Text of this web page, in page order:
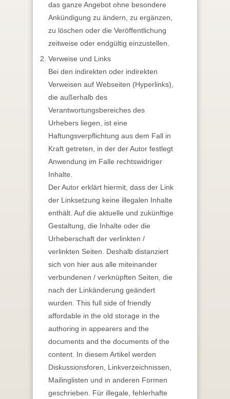
das ganze Angebot ohne besondere
Ankündigung zu ändern, zu ergänzen,
zu löschen oder die Veröffentlichung
zeitweise oder endgültig einzustellen.
Verweise und Links
Bei den indirekten oder indirekten
Verweisen auf Webseiten (Hyperlinks),
die außerhalb des
Verantwortungsbereiches des
Urhebers liegen, ist eine
Haftungsverpflichtung aus dem Fall in
Kraft getreten, in der der Autor festlegt
Anwendung im Falle rechtswidriger
Inhalte.
Der Autor erklärt hiermit, dass der Link
der Linksetzung keine illegalen Inhalte
enthält. Auf die aktuelle und zukünftige
Gestaltung, die Inhalte oder die
Urheberschaft der verlinkten /
verlinkten Seiten. Deshalb distanziert
sich von hier aus alle miteinander
verbundenen / verknüpften Seiten, die
nach der Linkänderung geändert
wurden. This full side of friendly
affordable in the old storage in the
authoring in appearers and the
documents and the documents of the
content. In diesem Artikel werden
Diskussionsforen, Linkverzeichnissen,
Mailinglisten und in anderen Formen
geschrieben. Für illegale, fehlerhafte